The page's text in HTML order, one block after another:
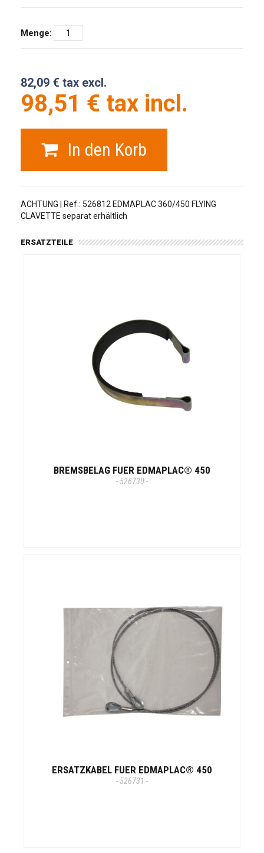
Menge:
82,09 € tax excl.
98,51 € tax incl.
In den Korb
ACHTUNG | Ref.: 526812 EDMAPLAC 360/450 FLYING
CLAVETTE separat erhältlich
ERSATZTEILE
BREMSBELAG FUER EDMAPLAC® 450
- 526730 -
ERSATZKABEL FUER EDMAPLAC® 450
- 526731 -